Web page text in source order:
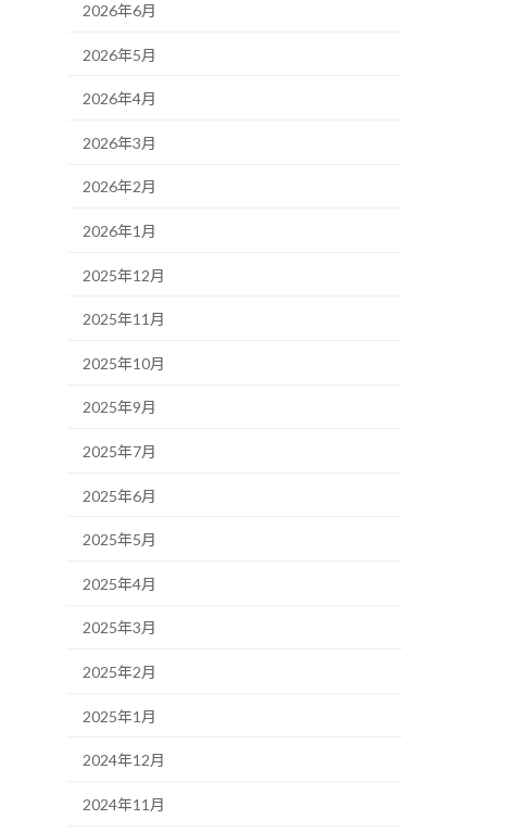
2026年6月
2026年5月
2026年4月
2026年3月
2026年2月
2026年1月
2025年12月
2025年11月
2025年10月
2025年9月
2025年7月
2025年6月
2025年5月
2025年4月
2025年3月
2025年2月
2025年1月
2024年12月
2024年11月